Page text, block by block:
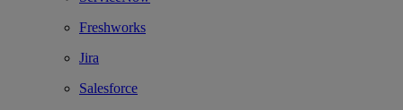
Freshworks
Jira
Salesforce